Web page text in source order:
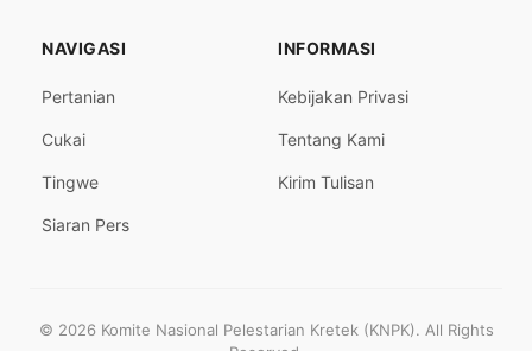
NAVIGASI
Pertanian
Cukai
Tingwe
Siaran Pers
INFORMASI
Kebijakan Privasi
Tentang Kami
Kirim Tulisan
© 2026 Komite Nasional Pelestarian Kretek (KNPK). All Rights